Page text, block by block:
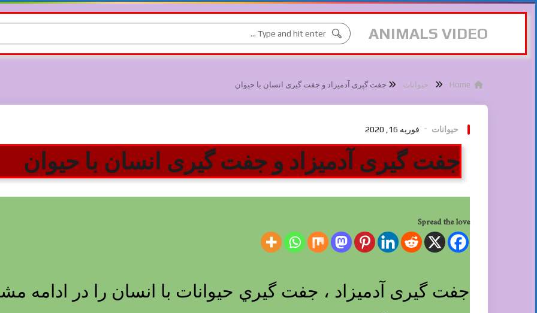
ANIMALS VIDEO
حیوانات جفت گیری آدمیزاد و جفت گیری انسان با حیوان
حیوانات فوریه 16, 2020
جفت گیری آدمیزاد و جفت گیری انسان با حیوان
Spread the love
جفت گیری آدمیزاد ، جفت گيري حيوانات با انسان را در ادامه